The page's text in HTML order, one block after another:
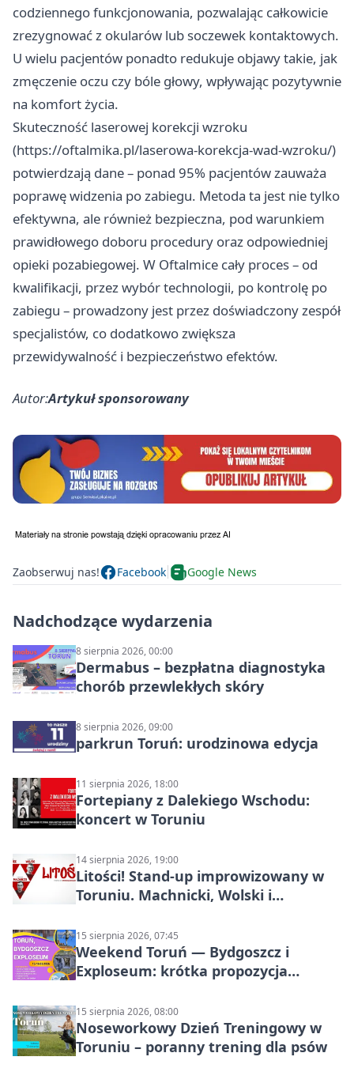
codziennego funkcjonowania, pozwalając całkowicie
zrezygnować z okularów lub soczewek kontaktowych.
U wielu pacjentów ponadto redukuje objawy takie, jak
zmęczenie oczu czy bóle głowy, wpływając pozytywnie
na komfort życia.
Skuteczność laserowej korekcji wzroku
(https://oftalmika.pl/laserowa-korekcja-wad-wzroku/)
potwierdzają dane – ponad 95% pacjentów zauważa
poprawę widzenia po zabiegu. Metoda ta jest nie tylko
efektywna, ale również bezpieczna, pod warunkiem
prawidłowego doboru procedury oraz odpowiedniej
opieki pozabiegowej. W Oftalmice cały proces – od
kwalifikacji, przez wybór technologii, po kontrolę po
zabiegu – prowadzony jest przez doświadczony zespół
specjalistów, co dodatkowo zwiększa
przewidywalność i bezpieczeństwo efektów.
Autor:Artykuł sponsorowany
Zaobserwuj nas! Facebook Google News
Nadchodzące wydarzenia
8 sierpnia 2026, 00:00
Dermabus – bezpłatna diagnostyka
chorób przewlekłych skóry
8 sierpnia 2026, 09:00
parkrun Toruń: urodzinowa edycja
11 sierpnia 2026, 18:00
Fortepiany z Dalekiego Wschodu:
koncert w Toruniu
14 sierpnia 2026, 19:00
Litości! Stand-up improwizowany w
Toruniu. Machnicki, Wolski i
15 sierpnia 2026, 07:45
Weekend Toruń — Bydgoszcz i
Exploseum: krótka propozycja
15 sierpnia 2026, 08:00
Noseworkowy Dzień Treningowy w
Toruniu – poranny trening dla psów